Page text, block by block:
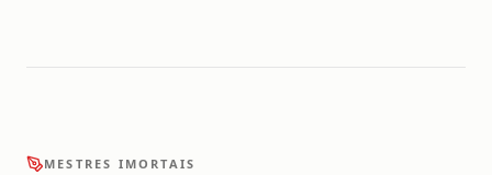
MESTRES IMORTAIS